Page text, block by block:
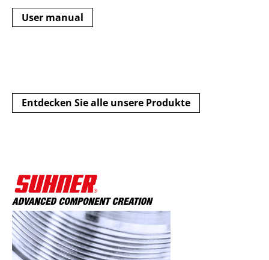
User manual
Entdecken Sie alle unsere Produkte